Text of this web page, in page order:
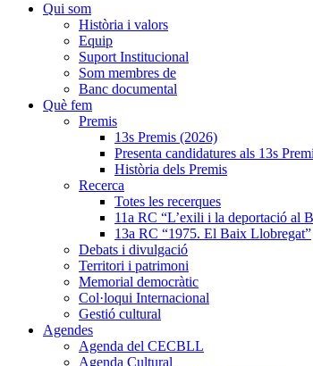
Qui som
Història i valors
Equip
Suport Institucional
Som membres de
Banc documental
Què fem
Premis
13s Premis (2026)
Presenta candidatures als 13s
Història dels Premis
Recerca
Totes les recerques
11a RC “L’exili i la deportació al
13a RC “1975. El Baix Llobregat”
Debats i divulgació
Territori i patrimoni
Memorial democràtic
Col·loqui Internacional
Gestió cultural
Agendes
Agenda del CECBLL
Agenda Cultural